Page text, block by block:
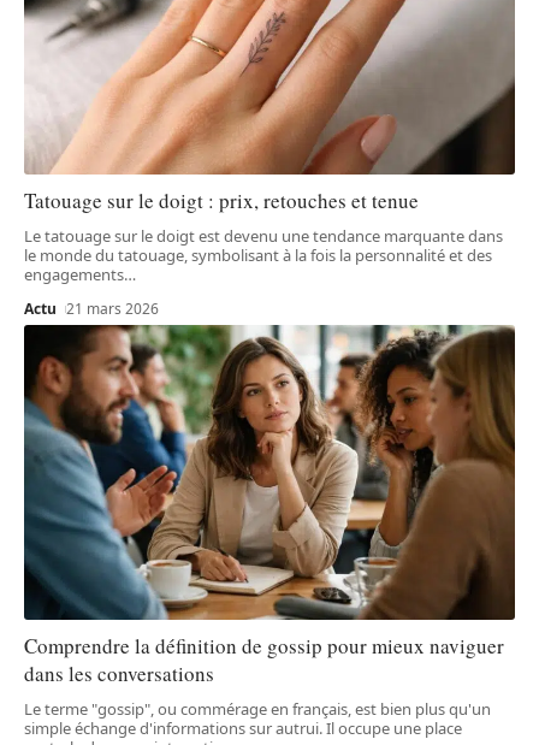
Tatouage sur le doigt : prix, retouches et tenue
Le tatouage sur le doigt est devenu une tendance marquante dans
le monde du tatouage, symbolisant à la fois la personnalité et des
engagements…
Actu 21 mars 2026
Comprendre la définition de gossip pour mieux naviguer
dans les conversations
Le terme "gossip", ou commérage en français, est bien plus qu'un
simple échange d'informations sur autrui. Il occupe une place